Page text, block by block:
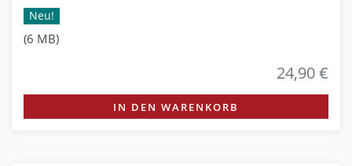
Neu!
(6 MB)
24,90 €
IN DEN WARENKORB